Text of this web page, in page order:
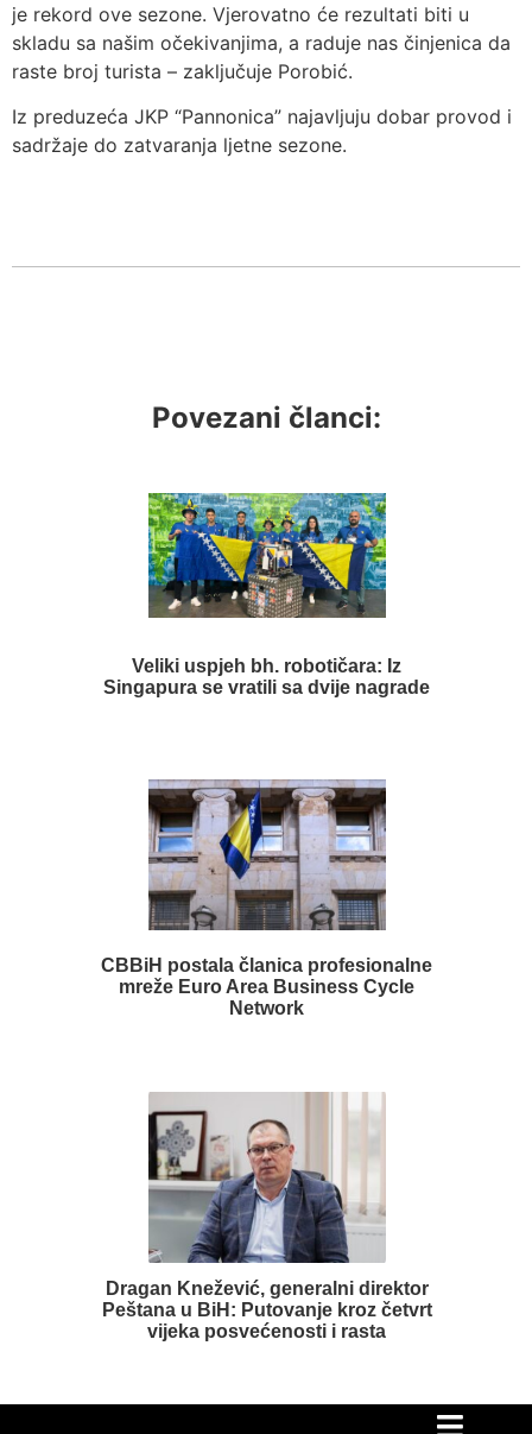
je rekord ove sezone. Vjerovatno će rezultati biti u
skladu sa našim očekivanjima, a raduje nas činjenica da
raste broj turista – zaključuje Porobić.
Iz preduzeća JKP “Pannonica” najavljuju dobar provod i
sadržaje do zatvaranja ljetne sezone.
Povezani članci:
Veliki uspjeh bh. robotičara: Iz
Singapura se vratili sa dvije nagrade
CBBiH postala članica profesionalne
mreže Euro Area Business Cycle
Network
Dragan Knežević, generalni direktor
Peštana u BiH: Putovanje kroz četvrt
vijeka posvećenosti i rasta